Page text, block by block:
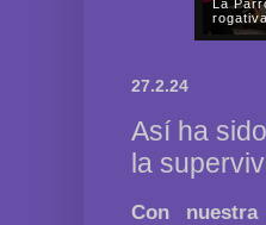
Sevilla
Virgen
27.2.24
Así ha
la
Con